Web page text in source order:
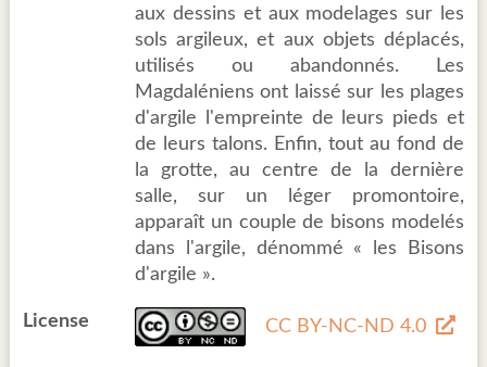
aux dessins et aux modelages sur les
sols argileux, et aux objets déplacés,
utilisés ou abandonnés. Les
Magdaléniens ont laissé sur les plages
d'argile l'empreinte de leurs pieds et
de leurs talons. Enfin, tout au fond de
la grotte, au centre de la dernière
salle, sur un léger promontoire,
apparaît un couple de bisons modelés
dans l'argile, dénommé « les Bisons
d'argile ».
License CC BY-NC-ND 4.0